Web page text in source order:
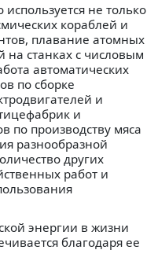
не только
кораблей и
плавание атомных
на станках с числовым
автоматических
по сборке
и
и
по производству мяса
разнообразной
других
работ и
энергии в жизни
благодаря ее